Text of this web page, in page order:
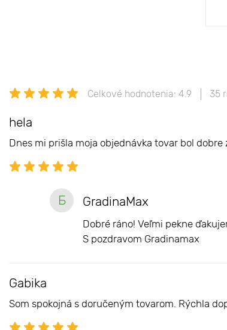
Celkové hodnotenia: 4.9 35
hela
Dnes mi prišla moja objednávka tovar bol
Б GradinaMax
Dobré ráno! Veľmi pekne
S pozdravom Gradinamax
Gabika
Som spokojná s doručeným tovarom. Rýchla